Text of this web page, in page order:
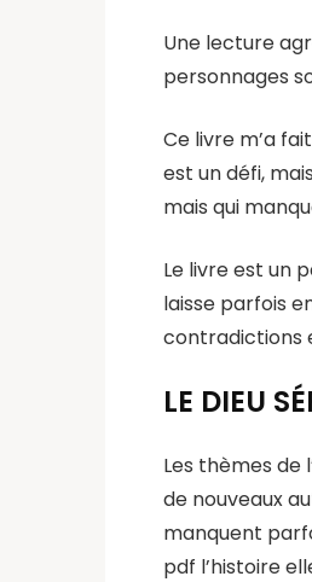
Une lecture
personnages
Ce livre m’a
est un défi,
mais qui
Le livre est un
laisse parfois
contradictions
LE DIEU
Les thèmes
de nouveaux
manquent
pdf l’histoire